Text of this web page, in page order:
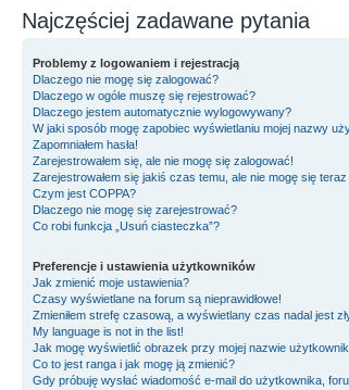
Najczęściej zadawane pytania
Problemy z logowaniem i rejestracją
Dlaczego nie mogę się zalogować?
Dlaczego w ogóle muszę się rejestrować?
Dlaczego jestem automatycznie wylogowywany?
W jaki sposób mogę zapobiec wyświetlaniu mojej nazwy
Zapomniałem hasła!
Zarejestrowałem się, ale nie mogę się zalogować!
Zarejestrowałem się jakiś czas temu, ale nie mogę się
Czym jest COPPA?
Dlaczego nie mogę się zarejestrować?
Co robi funkcja „Usuń ciasteczka”?
Preferencje i ustawienia użytkowników
Jak zmienić moje ustawienia?
Czasy wyświetlane na forum są nieprawidłowe!
Zmieniłem strefę czasową, a wyświetlany czas nadal jest
My language is not in the list!
Jak mogę wyświetlić obrazek przy mojej nazwie
Co to jest ranga i jak mogę ją zmienić?
Gdy próbuję wysłać wiadomość e-mail do użytkownika,